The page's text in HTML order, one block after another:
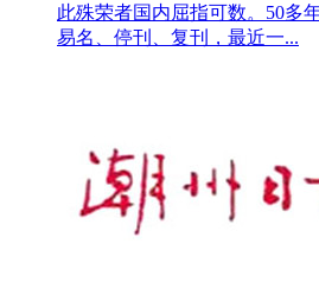
此殊荣者国内屈指可数。50多
易名、停刊、复刊，最近一...